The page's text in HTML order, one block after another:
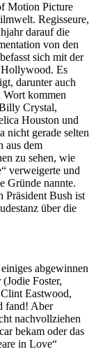
Motion Picture
Regisseure,
darauf die
von den
sich mit der
Hollywood. Es
darunter auch
Wort kommen
Crystal,
Houston und
nicht gerade selten
aus dem
zu sehen, wie
verweigerte und
Gründe nannte.
Präsident Bush ist
über die
abgewinnen
Foster,
Eastwood,
fand! Aber
nachvollziehen
bekam oder das
in Love“